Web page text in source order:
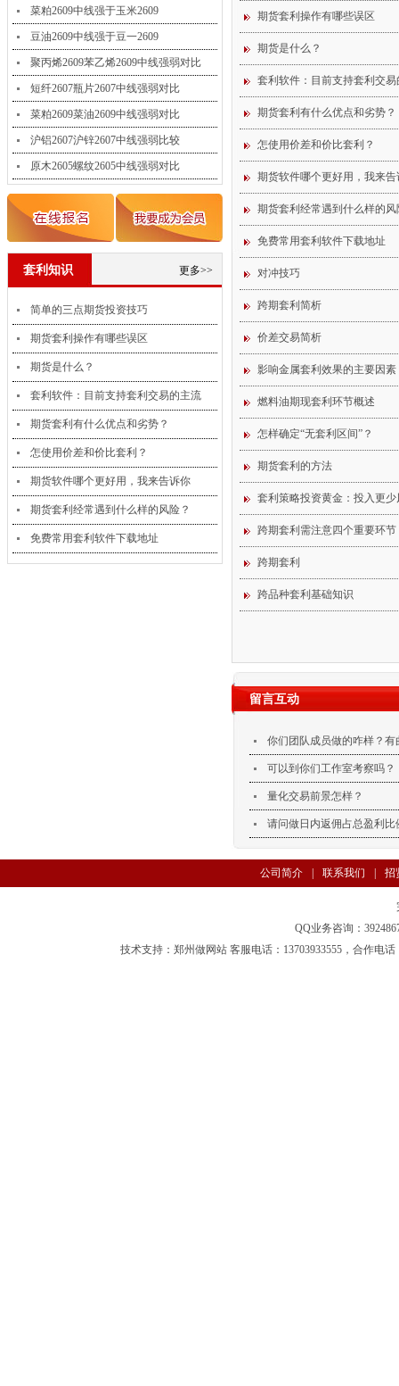
1
菜粕2609中线强于玉米2609
豆油2609中线强于豆一2609
聚丙烯2609苯乙烯2609中线强弱对比
短纤2607瓶片2607中线强弱对比
菜粕2609菜油2609中线强弱对比
沪铝2607沪锌2607中线强弱比较
原木2605螺纹2605中线强弱对比
更多>>
套利知识
简单的三点期货投资技巧
期货套利操作有哪些误区
期货是什么？
套利软件：目前支持套利交易的主流
期货套利有什么优点和劣势？
怎使用价差和价比套利？
期货软件哪个更好用，我来告诉你
期货套利经常遇到什么样的风险？
免费常用套利软件下载地址
期货套利操作有哪些误区
期货是什么？
套利软件：目前支持套利交
期货套利有什么优点和劣势？
怎使用价差和价比套利？
期货软件哪个更好用，我来告
期货套利经常遇到什么样的风
免费常用套利软件下载地址
对冲技巧
跨期套利简析
价差交易简析
影响金属套利效果的主要因素
燃料油期现套利环节概述
怎样确定“无套利区间”？
期货套利的方法
套利策略投资黄金：投入更
跨期套利需注意四个重要环节
跨期套利
跨品种套利基础知识
留言互动
你们团队成员做的咋样？有
可以到你们工作室考察吗？
量化交易前景怎样？
请问做日内返佣占总盈利比
公司简介 联系我们 招
QQ业务咨询：
技术支持： 郑州做网站 客服电话：13703933555，合作电话